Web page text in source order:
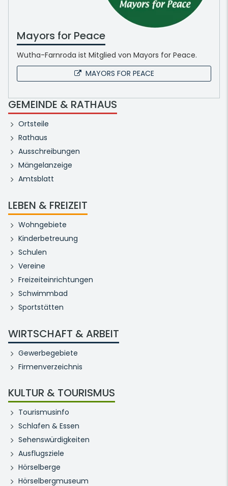
Mayors for Peace
Wutha-Farnroda ist Mitglied von Mayors for Peace.
MAYORS FOR PEACE
GEMEINDE & RATHAUS
Ortsteile
Rathaus
Ausschreibungen
Mängelanzeige
Amtsblatt
LEBEN & FREIZEIT
Wohngebiete
Kinderbetreuung
Schulen
Vereine
Freizeiteinrichtungen
Schwimmbad
Sportstätten
WIRTSCHAFT & ARBEIT
Gewerbegebiete
Firmenverzeichnis
KULTUR & TOURISMUS
Tourismusinfo
Schlafen & Essen
Sehenswürdigkeiten
Ausflugsziele
Hörselberge
Hörselbergmuseum